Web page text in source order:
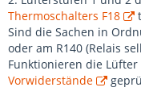
Thermoschalters F18
Sind die Sachen in
oder am R140 (Relais
Funktionieren die
Vorwiderstände